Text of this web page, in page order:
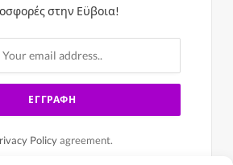
στην Εϋβοια!
Policyagreement.